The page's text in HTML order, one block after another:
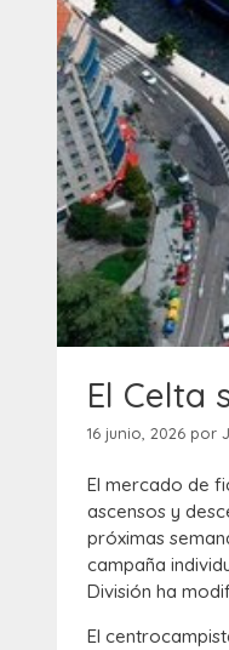
El Celta
16 junio, 2026 por
El mercado de
ascensos y
próximas
campaña
División ha
El